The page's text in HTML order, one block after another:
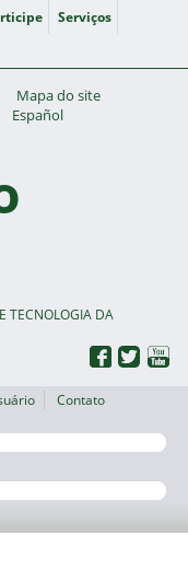
Serviços
Mapa do site
Español
TECNOLOGIA DA
Contato